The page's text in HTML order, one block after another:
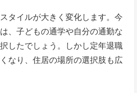
タイルが大きく変化します。今
、子どもの通学や自分の通勤な
したでしょう。しかし定年退職
なり、住居の場所の選択肢も広